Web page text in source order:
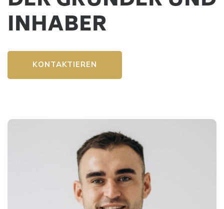
INHABER
KONTAKTIEREN